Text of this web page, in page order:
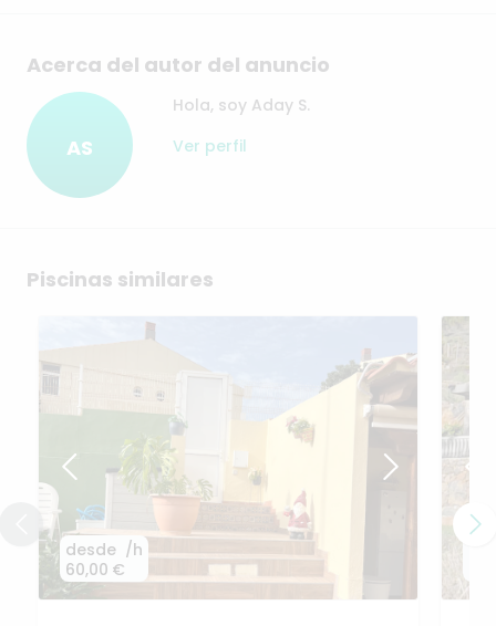
Acerca del autor del anuncio
AS
Hola, soy Aday S.
Ver perfil
Piscinas similares
desde
60,00 €
/h